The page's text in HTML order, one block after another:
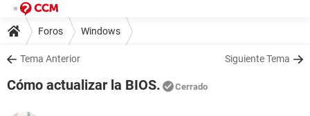
Foros Windows
Tema Anterior Siguiente Tema
Cómo actualizar la BIOS. Cerrado